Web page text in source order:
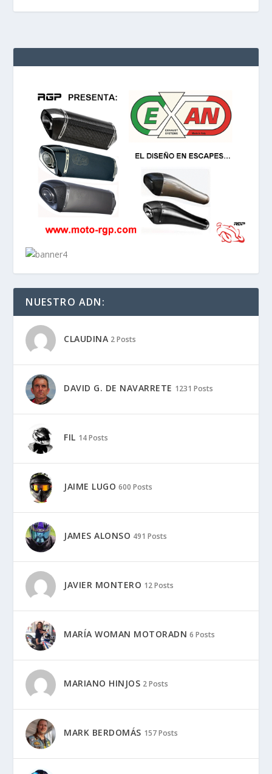
NUESTRO ADN:
CLAUDINA 2 Posts
DAVID G. DE NAVARRETE 1231 Posts
FIL 14 Posts
JAIME LUGO 600 Posts
JAMES ALONSO 491 Posts
JAVIER MONTERO 12 Posts
MARÍA WOMAN MOTORADN 6 Posts
MARIANO HINJOS 2 Posts
MARK BERDOMÁS 157 Posts